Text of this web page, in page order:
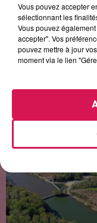
LES
Vous pouvez accepter
sélectionnant les
Vous pouvez
accepter". Vos
pouvez mettre à jour
moment via le lien